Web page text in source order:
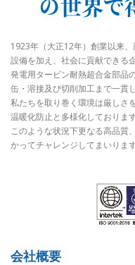
1923年（大正12年）創業以来
設備を加え、社会に貢献できる
発電用タービン耐熱超合金部品
缶・溶接及び切削加工まで一貫
私たちを取り巻く環境は厳しさ
温暖化防止と多様化しております
このような状況下更なる高品質
かってチャレンジしてまいります
会社概要